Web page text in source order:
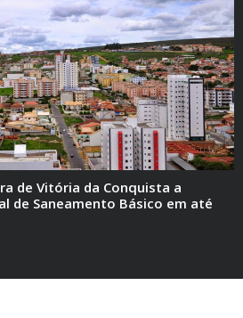
de Vitória da Conquista a
de Saneamento Básico em até